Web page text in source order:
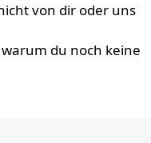
von dir oder uns
du noch keine